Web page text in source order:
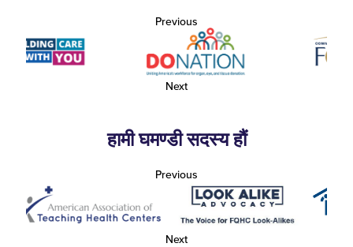
Previous
Next
हामी घमण्डी सदस्य हौं
Previous
Next